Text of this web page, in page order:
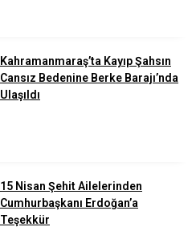
Kahramanmaraş’ta Kayıp Şahsın
Cansız Bedenine Berke Barajı’nda
Ulaşıldı
15 Nisan Şehit Ailelerinden
Cumhurbaşkanı Erdoğan’a
Teşekkür